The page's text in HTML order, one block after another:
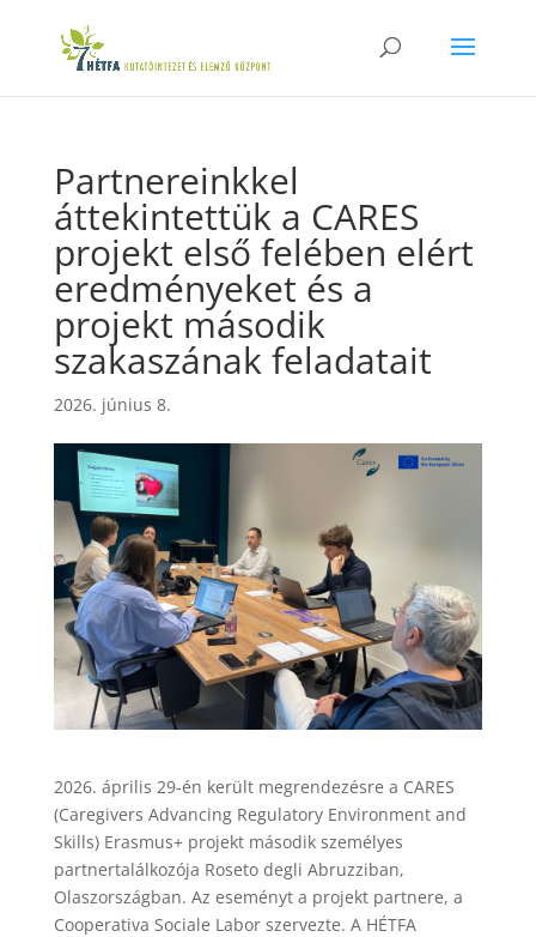
Partnereinkkel
áttekintettük a CARES
projekt első felében elért
eredményeket és a
projekt második
szakaszának feladatait
2026. június 8.
2026. április 29-én került megrendezésre a CARES
(Caregivers Advancing Regulatory Environment and
Skills) Erasmus+ projekt második személyes
partnertalálkozója Roseto degli Abruzziban,
Olaszországban. Az eseményt a projekt partnere, a
Cooperativa Sociale Labor szervezte. A HÉTFA